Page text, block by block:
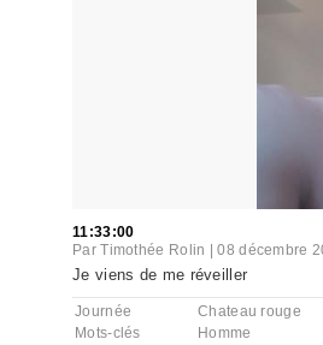
11:33:00
ParTimothée Rolin |08 décembre
Je viens de me réveiller
Journée
Chateau rouge
Mots-clés
Homme